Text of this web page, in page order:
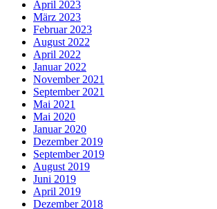
April 2023
März 2023
Februar 2023
August 2022
April 2022
Januar 2022
November 2021
September 2021
Mai 2021
Mai 2020
Januar 2020
Dezember 2019
September 2019
August 2019
Juni 2019
April 2019
Dezember 2018